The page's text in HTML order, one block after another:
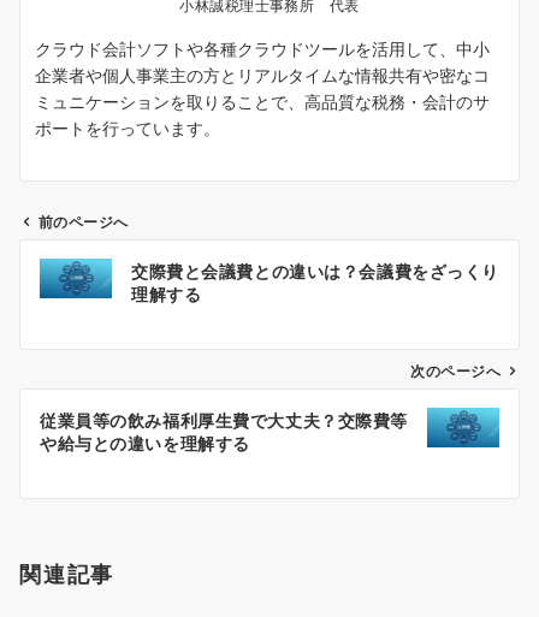
小林誠税理士事務所 代表
クラウド会計ソフトや各種クラウドツールを活用して、中小
企業者や個人事業主の方とリアルタイムな情報共有や密なコ
ミュニケーションを取りることで、高品質な税務・会計のサ
ポートを行っています。
ン
前のページへ
交際費と会議費との違いは？会議費をざっくり
理解する
次のページへ
従業員等の飲み福利厚生費で大丈夫？交際費等
や給与との違いを理解する
関連記事